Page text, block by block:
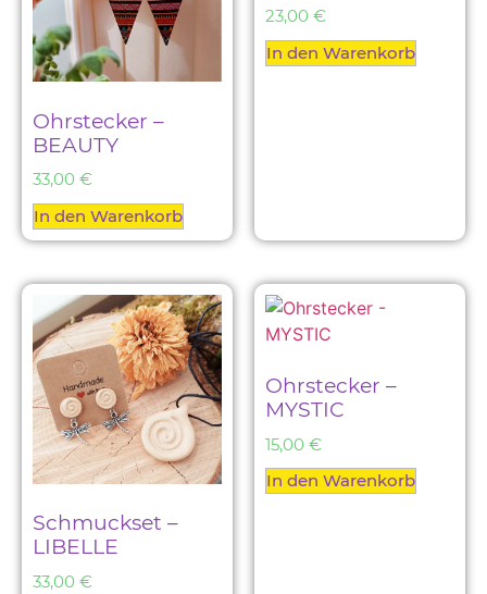
Ohrstecker –
BEAUTY
33,00 €
In den Warenkorb
23,00 €
In den Warenkorb
Schmuckset –
LIBELLE
33,00 €
Ohrstecker –
MYSTIC
15,00 €
In den Warenkorb